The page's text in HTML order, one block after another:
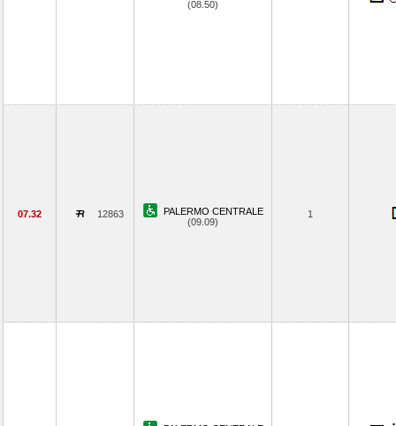
(08.50)
07.32 12863
PALERMO CENTRALE
(09.09)
1